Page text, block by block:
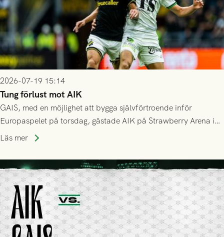
2026-07-19 15:14
Tung förlust mot AIK
GAIS, med en möjlighet att bygga självförtroende inför
Europaspelet på torsdag, gästade AIK på Strawberry Arena i
Stockholm . Men trots konstant hotande i första halvlek av
lyckades få in 2-0.
Läs mer